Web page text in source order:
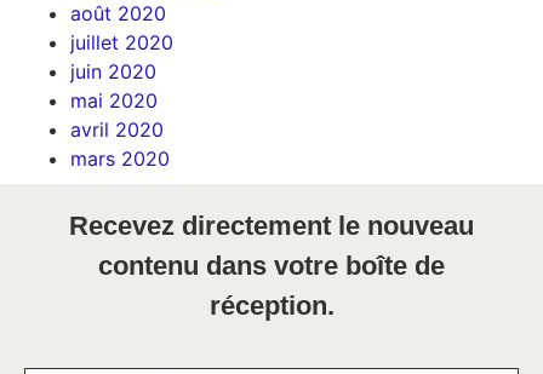
août 2020
juillet 2020
juin 2020
mai 2020
avril 2020
mars 2020
Recevez directement le nouveau
contenu dans votre boîte de
réception.